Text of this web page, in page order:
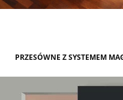
PRZESÓWNE Z SYSTEMEM